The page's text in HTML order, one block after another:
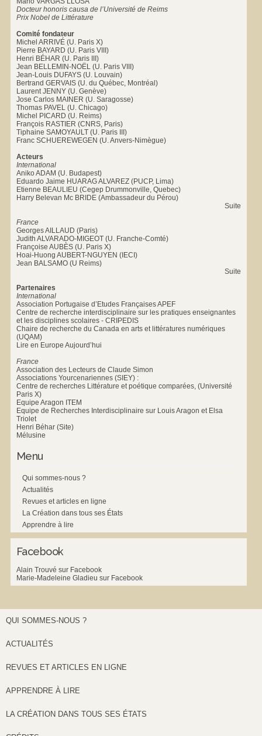
Docteur honoris causa de l’Université de Reims
Prix Nobel de Littérature
Comité fondateur
Michel ARRIVÉ (U. Paris X)
Pierre BAYARD (U. Paris VIII)
Henri BÉHAR (U. Paris III)
Jean BELLEMIN-NOËL (U. Paris VIII)
Jean-Louis DUFAYS (U. Louvain)
Bertrand GERVAIS (U. du Québec, Montréal)
Laurent JENNY (U. Genève)
Jose Carlos MAINER (U. Saragosse)
Thomas PAVEL (U. Chicago)
Michel PICARD (U. Reims)
François RASTIER (CNRS, Paris)
Tiphaine SAMOYAULT (U. Paris III)
Franc SCHUEREWEGEN (U. Anvers-Nimègue)
Acteurs
International
Aniko ADAM (U. Budapest)
Eduardo Jaime HUARAG ALVAREZ (PUCP, Lima)
Etienne BEAULIEU (Cegep Drummonville, Quebec)
Harry Belevan Mc BRIDE (Ambassadeur du Pérou)
Suite
France
Georges AILLAUD (Paris)
Judith ALVARADO-MIGEOT (U. Franche-Comté)
Françoise AUBÈS (U. Paris X)
Hoai-Huong AUBERT-NGUYEN (IECI)
Jean BALSAMO (U Reims)
Suite
Partenaires
International
Association Portugaise d’Etudes Françaises APEF
Centre de recherche interdisciplinaire sur les pratiques enseignantes
et les disciplines scolaires - CRIPEDIS
Chaire de recherche du Canada en arts et littératures numériques
(UQAM)
Lire en Europe Aujourd’hui
France
Association des Lecteurs de Claude Simon
Associations Yourcenariennes (SIEY) :
Centre de recherches Littérature et poétique comparées, (Université
Paris X)
Equipe Aragon ITEM
Equipe de Recherches Interdisciplinaire sur Louis Aragon et Elsa
Triolet
Henri Béhar (Site)
Mélusine
Menu
Qui sommes-nous ?
Actualités
Revues et articles en ligne
La Création dans tous ses États
Apprendre à lire
Facebook
Alain Trouvé sur Facebook
Marie-Madeleine Gladieu sur Facebook
QUI SOMMES-NOUS ?
ACTUALITÉS
REVUES ET ARTICLES EN LIGNE
APPRENDRE À LIRE
LA CRÉATION DANS TOUS SES ÉTATS